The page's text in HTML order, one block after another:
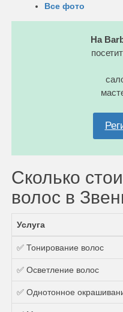
Все фото
На
Сколько
волос в
Услуга
✅ Тонирование волос
✅ Осветление волос
✅ Однотонное